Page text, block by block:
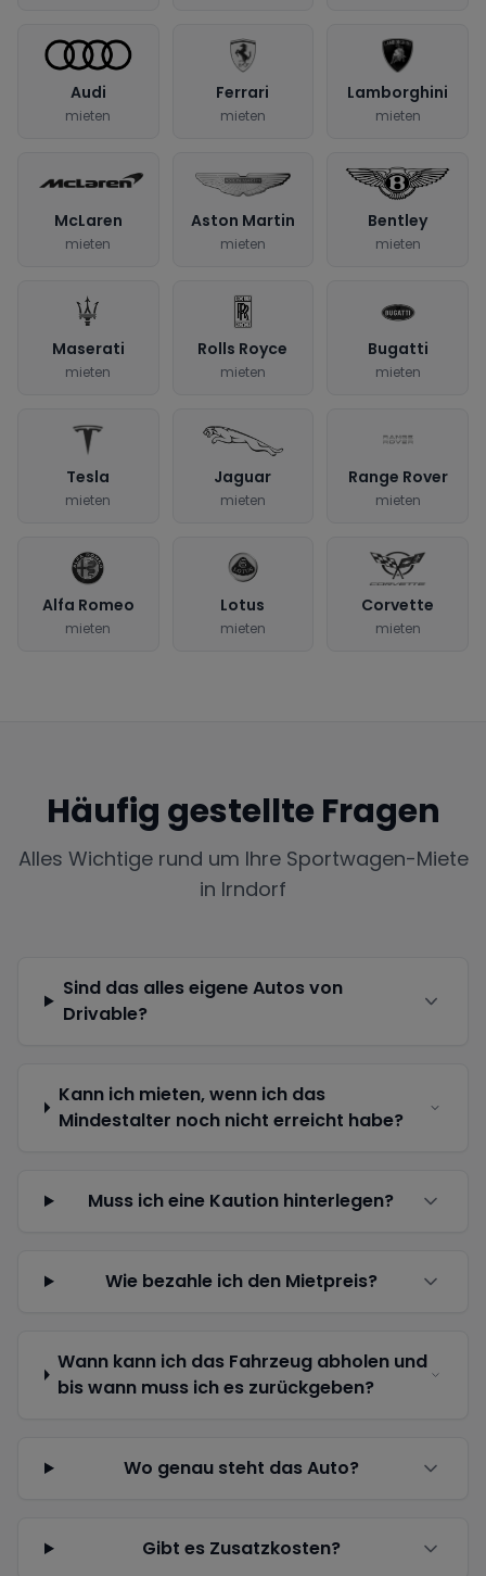
Audi
mieten
Ferrari
mieten
Lamborghini
mieten
McLaren
mieten
Aston Martin
mieten
Bentley
mieten
Maserati
mieten
Rolls Royce
mieten
Bugatti
mieten
Tesla
mieten
Jaguar
mieten
Range Rover
mieten
Alfa Romeo
mieten
Lotus
mieten
Corvette
mieten
Häufig gestellte Fragen
Alles Wichtige rund um Ihre Sportwagen-Miete
in Irndorf
Sind das alles eigene Autos von
Drivable?
Kann ich mieten, wenn ich das
Mindestalter noch nicht erreicht habe?
Muss ich eine Kaution hinterlegen?
Wie bezahle ich den Mietpreis?
Wann kann ich das Fahrzeug abholen und
bis wann muss ich es zurückgeben?
Wo genau steht das Auto?
Gibt es Zusatzkosten?